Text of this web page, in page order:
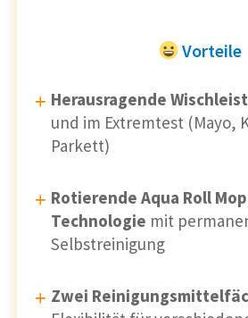
Vorteile
Herausragende
und im Extremtest (Mayo,
Parkett)
Rotierende Aqua Roll
Technologie mit
Selbstreinigung
Zwei